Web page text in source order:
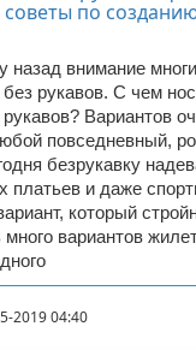
назад внимание
рукавов. С чем
Вариантов
повседневный,
безрукавку
платьев и даже
который
вариантов
2019 04:40